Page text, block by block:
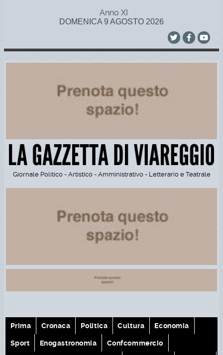
Anno XI
DOMENICA 9 AGOSTO 2026
Giornale Politico - Artistico - Amministrativo - Letterario e Teatrale
Prima Cronaca Politica Cultura Economia
Sport Enogastronomia Confcommercio